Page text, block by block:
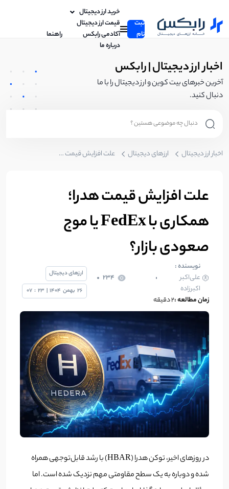
ثبت
نام
خرید ارز دیجیتال
قیمت ارز دیجیتال
آکادمی رابکس
راهنما
درباره ما
اخبار ارز دیجیتال | رابکس
آخرین خبرهای بیت کوین و ارز دیجیتال را با ما
دنبال کنید.
اخبار ارز دیجیتال ارزهای دیجیتال علت افزایش قیمت هدرا؛ همکاری با FedEx یا موج صعودی بازار؟
علت افزایش قیمت هدرا؛
همکاری با FedEx یا موج
صعودی بازار؟
نویسنده :
علی‌اکبر
اکبرزاده
234
زمان مطالعه :2 دقیقه
ارزهای دیجیتال
26 بهمن 1404
|
23
:
07
در روزهای اخیر، توکن هدرا (HBAR) با رشد قابل‌توجهی همراه
شده و دوباره به یک سطح مقاومتی مهم نزدیک شده است. اما